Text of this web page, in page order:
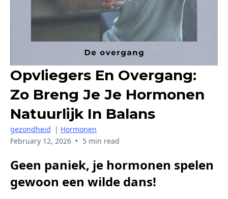
Opvliegers En Overgang:
Zo Breng Je Je Hormonen
Natuurlijk In Balans
gezondheid | Hormonen
February 12, 2026 • 5 min read
Geen paniek, je hormonen spelen
gewoon een wilde dans!